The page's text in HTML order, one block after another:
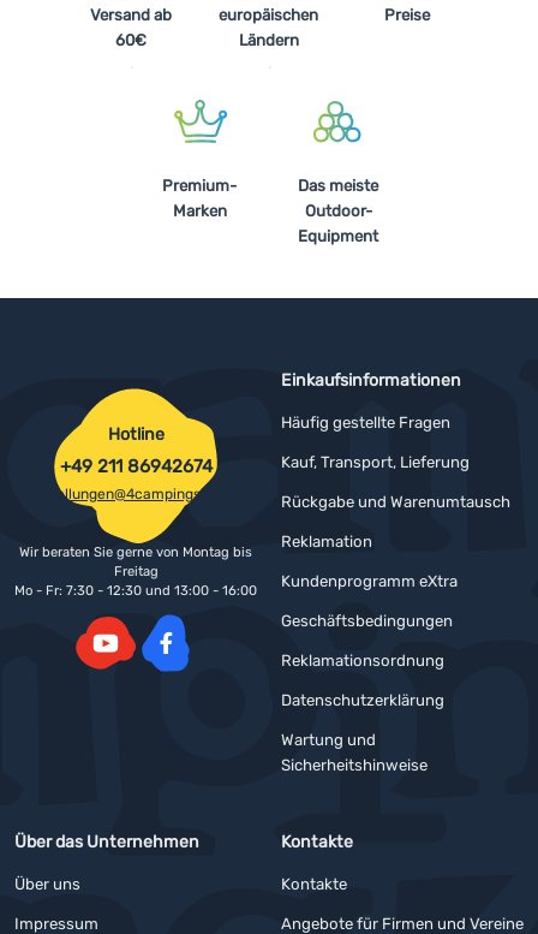
Versand ab
60€
europäischen
Ländern
Preise
Premium-
Marken
Das meiste
Outdoor-
Equipment
Einkaufsinformationen
Häufig gestellte Fragen
Kauf, Transport, Lieferung
Rückgabe und Warenumtausch
Reklamation
Kundenprogramm eXtra
Geschäftsbedingungen
Reklamationsordnung
Datenschutzerklärung
Wartung und
Sicherheitshinweise
Über das Unternehmen
Über uns
Impressum
Kontakte
Kontakte
Angebote für Firmen und Vereine
Hotline
+49 211 86942674
bestellungen@4campingshop.de
Wir beraten Sie gerne von Montag bis
Freitag
Mo - Fr: 7:30 - 12:30 und 13:00 - 16:00